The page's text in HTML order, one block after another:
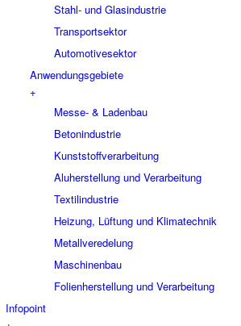
Stahl- und Glasindustrie
Transportsektor
Automotivesektor
Anwendungsgebiete
+
Messe- & Ladenbau
Betonindustrie
Kunststoffverarbeitung
Aluherstellung und Verarbeitung
Textilindustrie
Heizung, Lüftung und Klimatechnik
Metallveredelung
Maschinenbau
Folienherstellung und Verarbeitung
Infopoint